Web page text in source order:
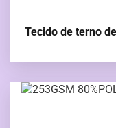
Tecido de terno